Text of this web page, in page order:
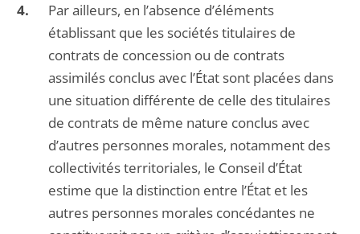
Par ailleurs, en l’absence d’éléments
établissant que les sociétés titulaires de
contrats de concession ou de contrats
assimilés conclus avec l’État sont placées dans
une situation différente de celle des titulaires
de contrats de même nature conclus avec
d’autres personnes morales, notamment des
collectivités territoriales, le Conseil d’État
estime que la distinction entre l’État et les
autres personnes morales concédantes ne